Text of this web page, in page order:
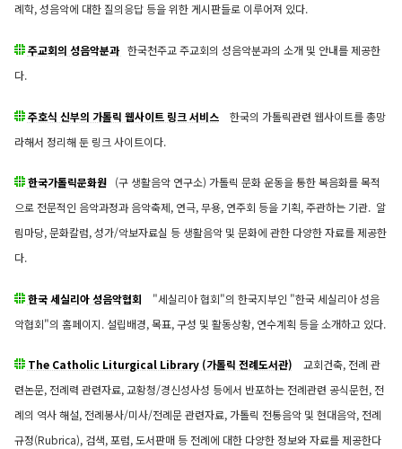
례학, 성음악에 대한 질의응답 등을 위한 게시판들로 이루어져 있다.
주교회의 성음악분과 한국천주교 주교회의 성음악분과의 소개 및 안내를 제공한
다.
주호식 신부의 가톨릭 웹사이트 링크 서비스한국의 가톨릭관련 웹사이트를 총망
라해서 정리해 둔 링크 사이트이다.
한국가톨릭문화원(구 생활음악 연구소) 가톨릭 문화 운동을 통한 복음화를 목적
으로 전문적인 음악과정과 음악축제, 연극, 무용, 연주회 등을 기획, 주관하는 기관. 알
림마당, 문화칼럼, 성가/악보자료실 등 생활음악 및 문화에 관한 다양한 자료를 제공한
다.
한국 세실리아 성음악협회 "세실리아 협회"의 한국지부인 "한국 세실리아 성음
악협회"의 홈페이지. 설립배경, 목표, 구성 및 활동상황, 연수계획 등을 소개하고 있다.
The Catholic Liturgical Library (가톨릭 전례도서관) 교회건축, 전례 관
련논문, 전례력 관련자료, 교황청/경신성사성 등에서 반포하는 전례관련 공식문헌, 전
례의 역사 해설, 전례봉사/미사/전례문 관련자료, 가톨릭 전통음악 및 현대음악, 전례
규정(Rubrica), 검색, 포럼, 도서판매 등 전례에 대한 다양한 정보와 자료를 제공한다